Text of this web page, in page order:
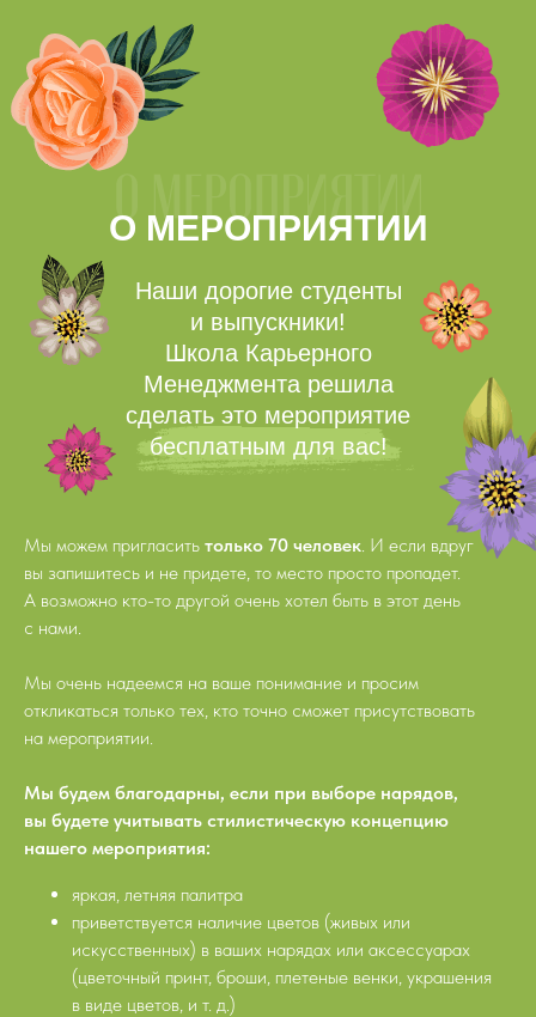
О МЕРОПРИЯТИИ
Наши дорогие студенты
и выпускники!
Школа Карьерного
Менеджмента решила
сделать это мероприятие
бесплатным для вас!
Мы можем пригласить только 70 человек. И если вдруг
вы запишитесь и не придете, то место просто пропадет.
А возможно кто-то другой очень хотел быть в этот день
с нами.
Мы очень надеемся на ваше понимание и просим
откликаться только тех, кто точно сможет присутствовать
на мероприятии.
Мы будем благодарны, если при выборе нарядов,
вы будете учитывать стилистическую концепцию
нашего мероприятия:
яркая, летняя палитра
приветствуется наличие цветов (живых или
искусственных) в ваших нарядах или аксессуарах
(цветочный принт, броши, плетеные венки, украшения
в виде цветов, и т. д.)